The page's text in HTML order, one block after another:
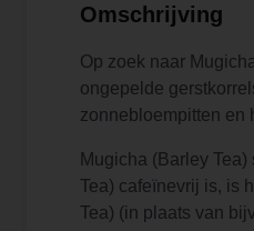
Omschrijving
Op zoek naar
ongepelde
zonnebloempitten en
Mugicha (Barley
Tea) cafeïnevrij is, is
Tea) (in plaats van